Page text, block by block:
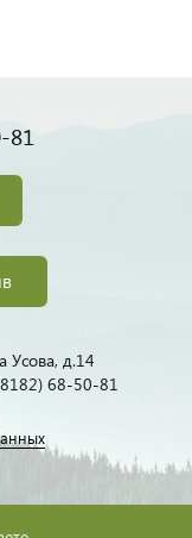
81
Усова, д.14
68-50-81